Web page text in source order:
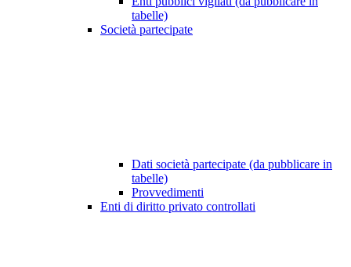
tabelle)
Società partecipate
Dati società partecipate (da pubblicare in
tabelle)
Provvedimenti
Enti di diritto privato controllati